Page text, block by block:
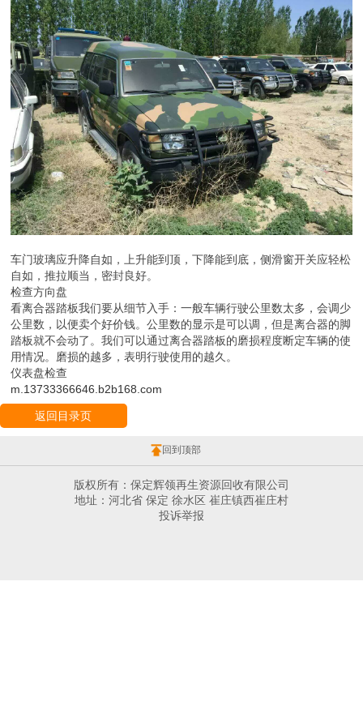
车门玻璃应升降自如，上升能到顶，下降能到底，侧滑窗开关应轻松
自如，推拉顺当，密封良好。
检查方向盘
看离合器踏板我们要从细节入手：一般车辆行驶公里数太多，会调少
公里数，以便卖个好价钱。公里数的显示是可以调，但是离合器的脚
踏板就不会动了。我们可以通过离合器踏板的磨损程度断定车辆的使
用情况。磨损的越多，表明行驶使用的越久。
仪表盘检查
m.13733366646.b2b168.com
返回目录页
回到顶部
版权所有：保定辉领再生资源回收有限公司
地址：河北省 保定 徐水区 崔庄镇西崔庄村
投诉举报